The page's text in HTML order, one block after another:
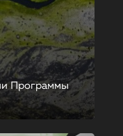
Программы